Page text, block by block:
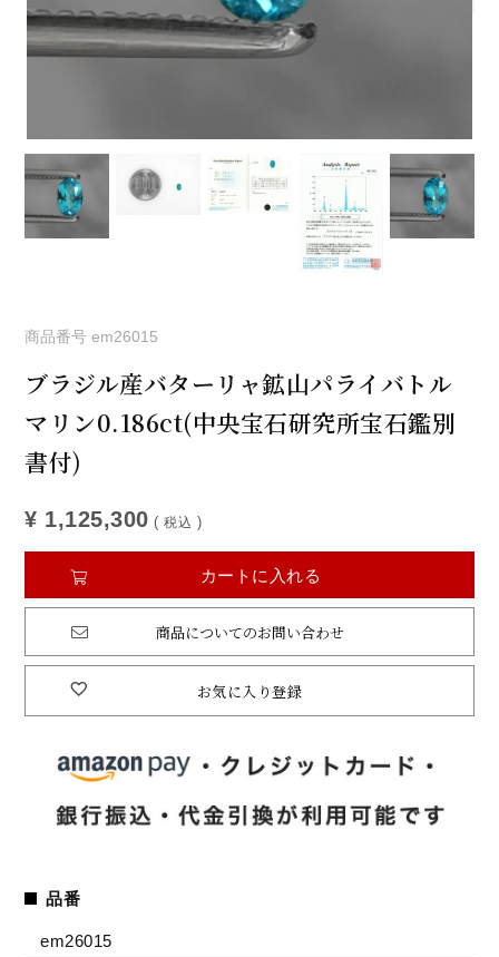
商品番号 em26015
ブラジル産バターリャ鉱山パライバトル
マリン0.186ct(中央宝石研究所宝石鑑別
書付)
¥ 1,125,300 税込
お気に入り登録
カートに入れる
商品についてのお問い合わせ
品番
em26015